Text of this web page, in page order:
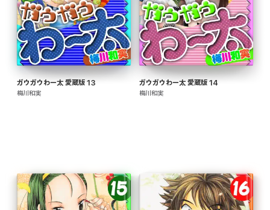
ガウガウわー太 愛蔵版 13
梅川和実
ガウガウわー太 愛蔵版 14
梅川和実